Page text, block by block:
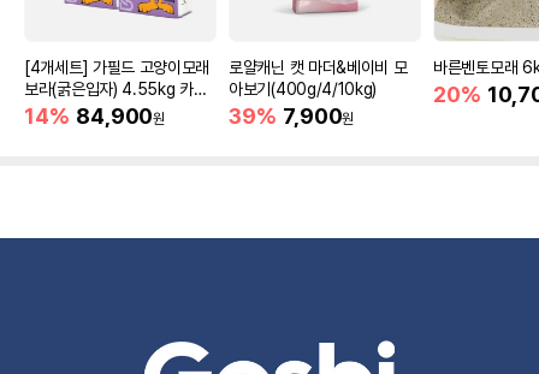
[4개세트] 가필드 고양이모래
보라(굵은입자) 4.55kg 카사
바모래
14% 84,900원
로얄캐닌 캣 마더&베이비 모
아보기(400g/4/10kg)
39% 7,900원
바른벤토모래
20%